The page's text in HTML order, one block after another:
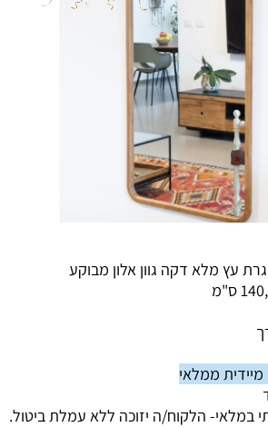
עץ מלא דקה גוון אלון מבוקע
ממלאי
במלאי- הלקוח/ה יזוכה ללא עמלת ביטול.